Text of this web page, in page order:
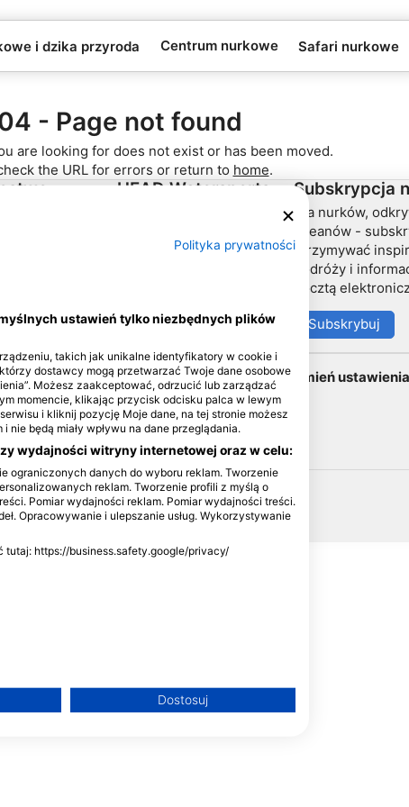
i dzika przyroda Centrum nurkowe Safari nurkowe
- Page not found
are looking for does not exist or has been moved.
the URL for errors or return to home.
HEAD Watersports
LiveAboard.com
Apeks
rEvo
Zoggs
HEAD
Subskrypcja
Dla nurków,
oceanów -
otrzymywać
podróży i
pocztą
Subskrybuj
Zmień
Polityka prywatności
ustawień tylko niezbędnych plików
takich jak unikalne identyfikatory w cookie i
dostawcy mogą przetwarzać Twoje dane osobowe
Możesz zaakceptować, odrzucić lub zarządzać
momencie, klikając przycisk odcisku palca w lewym
i kliknij pozycję Moje dane, na tej stronie możesz
będą miały wpływu na dane przeglądania.
wydajności witryny internetowej oraz w celu:
ograniczonych danych do wyboru reklam. Tworzenie
reklam. Tworzenie profili z myślą o
Pomiar wydajności reklam. Pomiar wydajności treści.
Opracowywanie i ulepszanie usług. Wykorzystywanie
https://business.safety.google/privacy/
Dostosuj